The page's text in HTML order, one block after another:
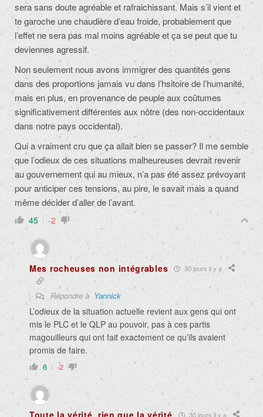
sera sans doute agréable et rafraichissant. Mais s’il vient et
te garoche une chaudière d’eau froide, probablement que
l’effet ne sera pas mal moins agréable et ça se peut que tu
deviennes agressif.
Non seulement nous avons immigrer des quantités gens
dans des proportions jamais vu dans l’hsitoire de l’humanité,
mais en plus, en provenance de peuple aux coûtumes
significativement différentes aux nôtre (des non-occidentaux
dans notre pays occidental).
Qui a vraiment cru que ça allait bien se passer? Il me semble
que l’odieux de ces situations malheureuses devrait revenir
au gouvernement qui au mieux, n’a pas été assez prévoyant
pour anticiper ces tensions, au pire, le savait mais a quand
même décider d’aller de l’avant.
45 -2
Mes rocheuses non intégrables 30 jours il y a
Répondre à Yannick
L’odieux de la situation actuelle revient aux gens qui ont
mis le PLC et le QLP au pouvoir, pas à ces partis
magouilleurs qui ont fait exactement ce qu’ils avaient
promis de faire.
6 -2
30 jours il y a